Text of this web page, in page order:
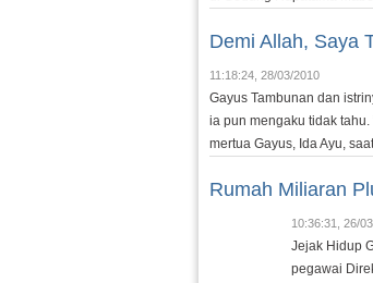
Demi Allah, Saya
11:18:24, 28/03/2010
Gayus Tambunan dan
ia pun mengaku tidak tahu.
mertua Gayus, Ida Ayu,
Rumah Miliaran
10:36:31, 26/
Jejak Hidup
pegawai